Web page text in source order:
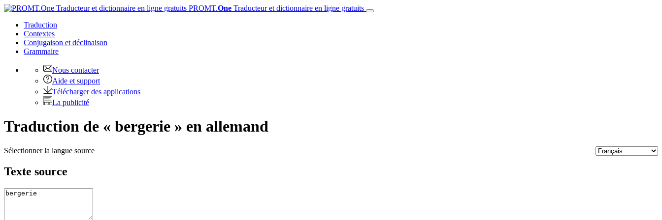
PROMT.One Traducteur et dictionnaire en ligne gratuits
Traduction
Contextes
Conjugaison et déclinaison
Grammaire
Nous contacter
Aide et support
Télécharger des applications
La publicité
Traduction de « bergerie » en allemand
Sélectionner la langue source
Texte source